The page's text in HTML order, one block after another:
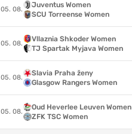
05. 08.
Juventus Women
SCU Torreense Women
05. 08.
Vllaznia Shkoder Women
TJ Spartak Myjava Women
05. 08.
Slavia Praha ženy
Glasgow Rangers Women
05. 08.
Oud Heverlee Leuven Women
ZFK TSC Women